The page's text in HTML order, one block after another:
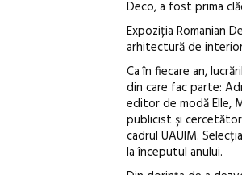
Deco, a fost prima
Expoziția Romanian
arhitectură de
Ca în fiecare an,
din care fac parte:
editor de modă Elle,
publicist şi
cadrul UAUIM.
la începutul anului.